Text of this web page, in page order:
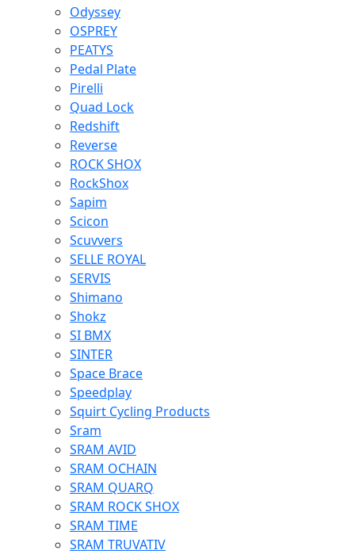
Odyssey
OSPREY
PEATYS
Pedal Plate
Pirelli
Quad Lock
Redshift
Reverse
ROCK SHOX
RockShox
Sapim
Scicon
Scuvvers
SELLE ROYAL
SERVIS
Shimano
Shokz
SI BMX
SINTER
Space Brace
Speedplay
Squirt Cycling Products
Sram
SRAM AVID
SRAM OCHAIN
SRAM QUARQ
SRAM ROCK SHOX
SRAM TIME
SRAM TRUVATIV